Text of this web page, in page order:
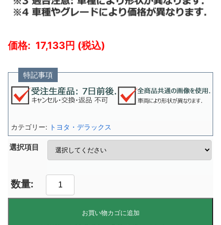
17,133
特記事項
選択項目
お買い物カゴに追加
カテゴリー: トヨタ・デラックス